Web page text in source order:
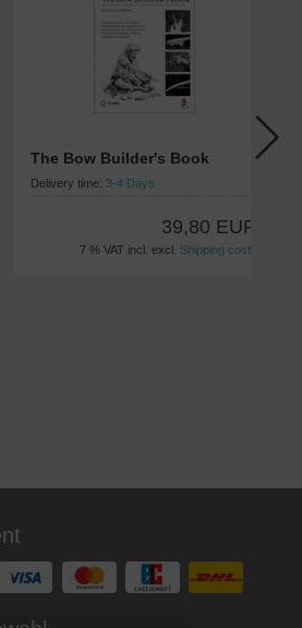
The Bow Builder's Book
Delivery time: 3-4 Days
39,80 EUR
7 % VAT incl. excl. Shipping costs